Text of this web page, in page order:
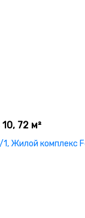
72 м²
Жилой комплекс